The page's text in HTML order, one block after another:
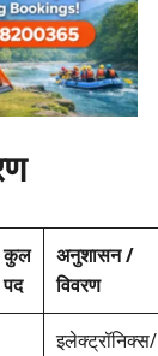
कुल
पद
अनुशासन /
विवरण
इलेक्ट्रॉनिक्स/